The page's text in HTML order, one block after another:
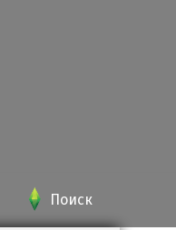
Поиск